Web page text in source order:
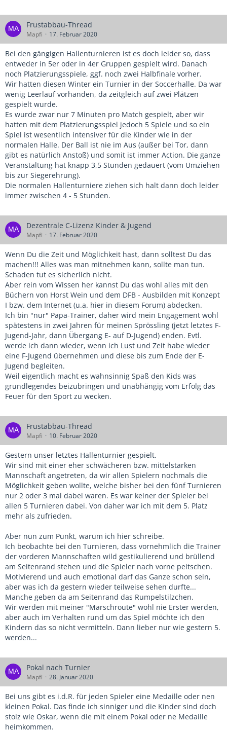
Frustabbau-Thread
Mapfi 17. Februar 2020
Bei den gängigen Hallenturnieren ist es doch leider so, dass
entweder in 5er oder in 4er Gruppen gespielt wird. Danach
noch Platzierungsspiele, ggf. noch zwei Halbfinale vorher.
Wir hatten diesen Winter ein Turnier in der Soccerhalle. Da war
wenig Leerlauf vorhanden, da zeitgleich auf zwei Plätzen
gespielt wurde.
Es wurde zwar nur 7 Minuten pro Match gespielt, aber wir
hatten mit dem Platzierungsspiel jedoch 5 Spiele und so ein
Spiel ist wesentlich intensiver für die Kinder wie in der
normalen Halle. Der Ball ist nie im Aus (außer bei Tor, dann
gibt es natürlich Anstoß) und somit ist immer Action. Die ganze
Veranstaltung hat knapp 3,5 Stunden gedauert (vom Umziehen
bis zur Siegerehrung).
Die normalen Hallenturniere ziehen sich halt dann doch leider
immer zwischen 4 - 5 Stunden.
Dezentrale C-Lizenz Kinder & Jugend
Mapfi 17. Februar 2020
Wenn Du die Zeit und Möglichkeit hast, dann solltest Du das
machen!!! Alles was man mitnehmen kann, sollte man tun.
Schaden tut es sicherlich nicht.
Aber rein vom Wissen her kannst Du das wohl alles mit den
Büchern von Horst Wein und dem DFB - Ausbilden mit Konzept
I bzw. dem Internet (u.a. hier in diesem Forum) abdecken.
Ich bin "nur" Papa-Trainer, daher wird mein Engagement wohl
spätestens in zwei Jahren für meinen Sprössling (jetzt letztes F-
Jugend-Jahr, dann Übergang E- auf D-Jugend) enden. Evtl.
werde ich dann wieder, wenn ich Lust und Zeit habe wieder
eine F-Jugend übernehmen und diese bis zum Ende der E-
Jugend begleiten.
Weil eigentlich macht es wahnsinnig Spaß den Kids was
grundlegendes beizubringen und unabhängig vom Erfolg das
Feuer für den Sport zu wecken.
Frustabbau-Thread
Mapfi 10. Februar 2020
Gestern unser letztes Hallenturnier gespielt.
Wir sind mit einer eher schwächeren bzw. mittelstarken
Mannschaft angetreten, da wir allen Spielern nochmals die
Möglichkeit geben wollte, welche bisher bei den fünf Turnieren
nur 2 oder 3 mal dabei waren. Es war keiner der Spieler bei
allen 5 Turnieren dabei. Von daher war ich mit dem 5. Platz
mehr als zufrieden.
Aber nun zum Punkt, warum ich hier schreibe.
Ich beobachte bei den Turnieren, dass vornehmlich die Trainer
der vorderen Mannschaften wild gestikulierend und brüllend
am Seitenrand stehen und die Spieler nach vorne peitschen.
Motivierend und auch emotional darf das Ganze schon sein,
aber was ich da gestern wieder teilweise sehen durfte...
Manche geben da am Seitenrand das Rumpelstilzchen.
Wir werden mit meiner "Marschroute" wohl nie Erster werden,
aber auch im Verhalten rund um das Spiel möchte ich den
Kindern das so nicht vermitteln. Dann lieber nur wie gestern 5.
werden...
Pokal nach Turnier
Mapfi 28. Januar 2020
Bei uns gibt es i.d.R. für jeden Spieler eine Medaille oder nen
kleinen Pokal. Das finde ich sinniger und die Kinder sind doch
stolz wie Oskar, wenn die mit einem Pokal oder ne Medaille
heimkommen.